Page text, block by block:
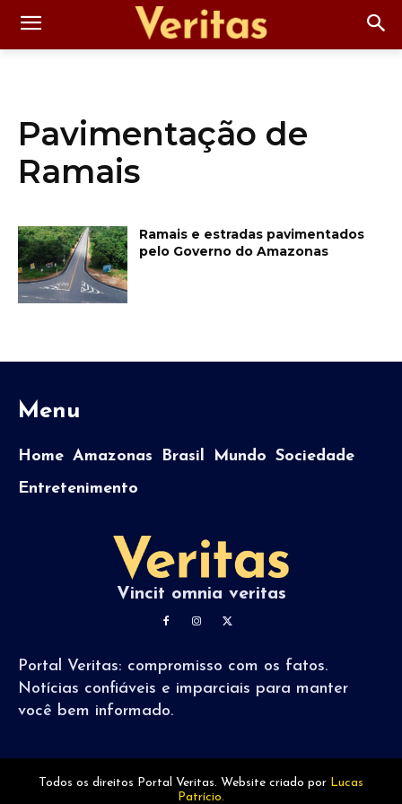
Pavimentação de
Ramais
Ramais e estradas pavimentados
pelo Governo do Amazonas
Menu
Home Amazonas Brasil Mundo Sociedade
Entretenimento
Vincit omnia veritas
Portal Veritas: compromisso com os fatos.
Notícias confiáveis e imparciais para manter
você bem informado.
Todos os direitos Portal Veritas. Website criado por Lucas
Patrício.